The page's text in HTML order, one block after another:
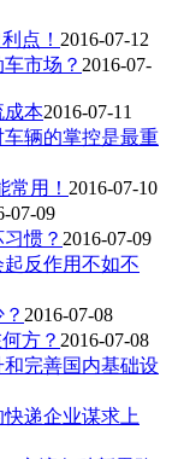
点！ 2016-07-12
市场？ 2016-07-
成本2016-07-11
辆的掌控是最重
用！ 2016-07-10
07-09
惯？ 2016-07-09
反作用不如不
2016-07-08
方？ 2016-07-08
完善国内基础设
递企业谋求上